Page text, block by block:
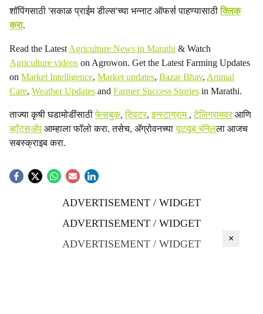
शॉपिंगसाठी 'सकाळ प्राईम डील्स'च्या भन्नाट ऑफर्स पाहण्यासाठीक्लिक
करा.
Read the Latest Agriculture News in Marathi & Watch
Agriculture videos on Agrowon. Get the Latest Farming Updates
on Market Intelligence, Market updates, Bazar Bhav, Animal
Care, Weather Updates and Farmer Success Stories in Marathi.
ताज्या कृषी घडामोडींसाठीफेसबुक,ट्विटर,इन्स्टाग्राम ,टेलिग्रामवरआणि
व्हॉट्सॲप आम्हाला फॉलो करा. तसेच, ॲग्रोवनच्यायूट्यूब चॅनेलला आजच
सबस्क्राइब करा.
ADVERTISEMENT / WIDGET
ADVERTISEMENT / WIDGET
ADVERTISEMENT / WIDGET
×